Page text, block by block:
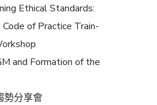
Ethical Standards:
of Practice Train-
and Formation of the
勢分享會